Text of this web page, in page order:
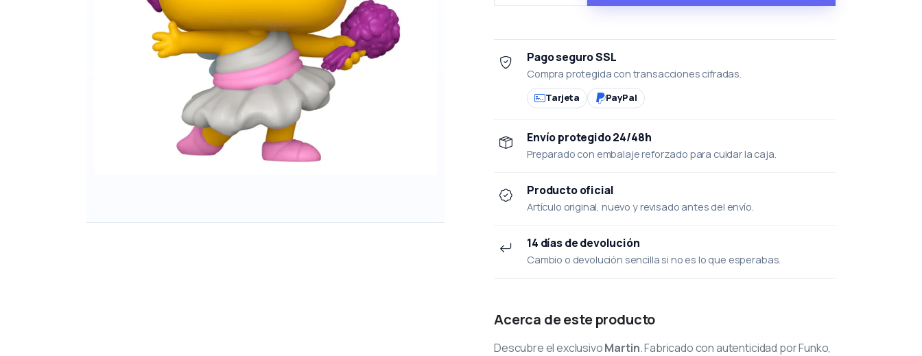
Pago seguro SSL
Compra protegida con transacciones cifradas.
Tarjeta PayPal
Envío protegido 24/48h
Preparado con embalaje reforzado para cuidar la caja.
Producto oficial
Artículo original, nuevo y revisado antes del envío.
14 días de devolución
Cambio o devolución sencilla si no es lo que esperabas.
Acerca de este producto
Descubre el exclusivoMartin. Fabricado con autenticidad por Funko,